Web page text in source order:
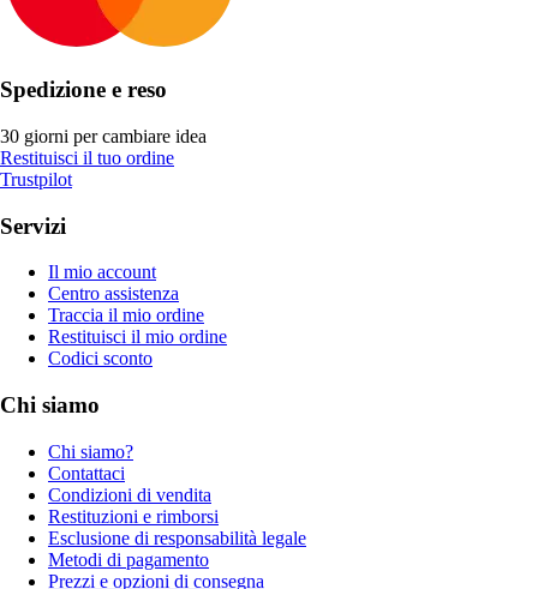
Spedizione e reso
30 giorni per cambiare idea
Restituisci il tuo ordine
Trustpilot
Servizi
Il mio account
Centro assistenza
Traccia il mio ordine
Restituisci il mio ordine
Codici sconto
Chi siamo
Chi siamo?
Contattaci
Condizioni di vendita
Restituzioni e rimborsi
Esclusione di responsabilità legale
Metodi di pagamento
Prezzi e opzioni di consegna